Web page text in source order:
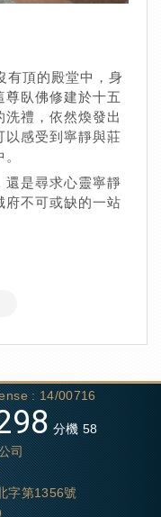
有頂的殿堂中，身
尊臥佛修建於十五
禮，依然煥發出
以感受到寧靜與莊
還是尋求心靈寧靜
府不可或缺的一站
: 14/00716
分機 58
司
字第1356號